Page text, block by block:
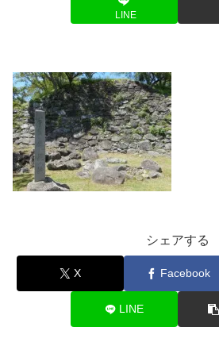
LINE
シェアする
X Facebook
LINE